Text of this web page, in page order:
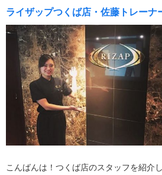
ライザップつくば店・佐藤トレーナ
こんばんは！つくば店のスタッフを紹介